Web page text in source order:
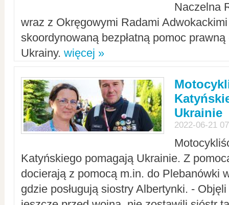
Naczelna
wraz z Okręgowymi Radami Adwokackimi
skoordynowaną bezpłatną pomoc
Ukrainy. więcej »
Ukrainie
2022-06-21
Katyńskiego pomagają Ukrainie. Z
docierają z pomocą m.in. do Plebanówki
gdzie posługują siostry Albertynki. -